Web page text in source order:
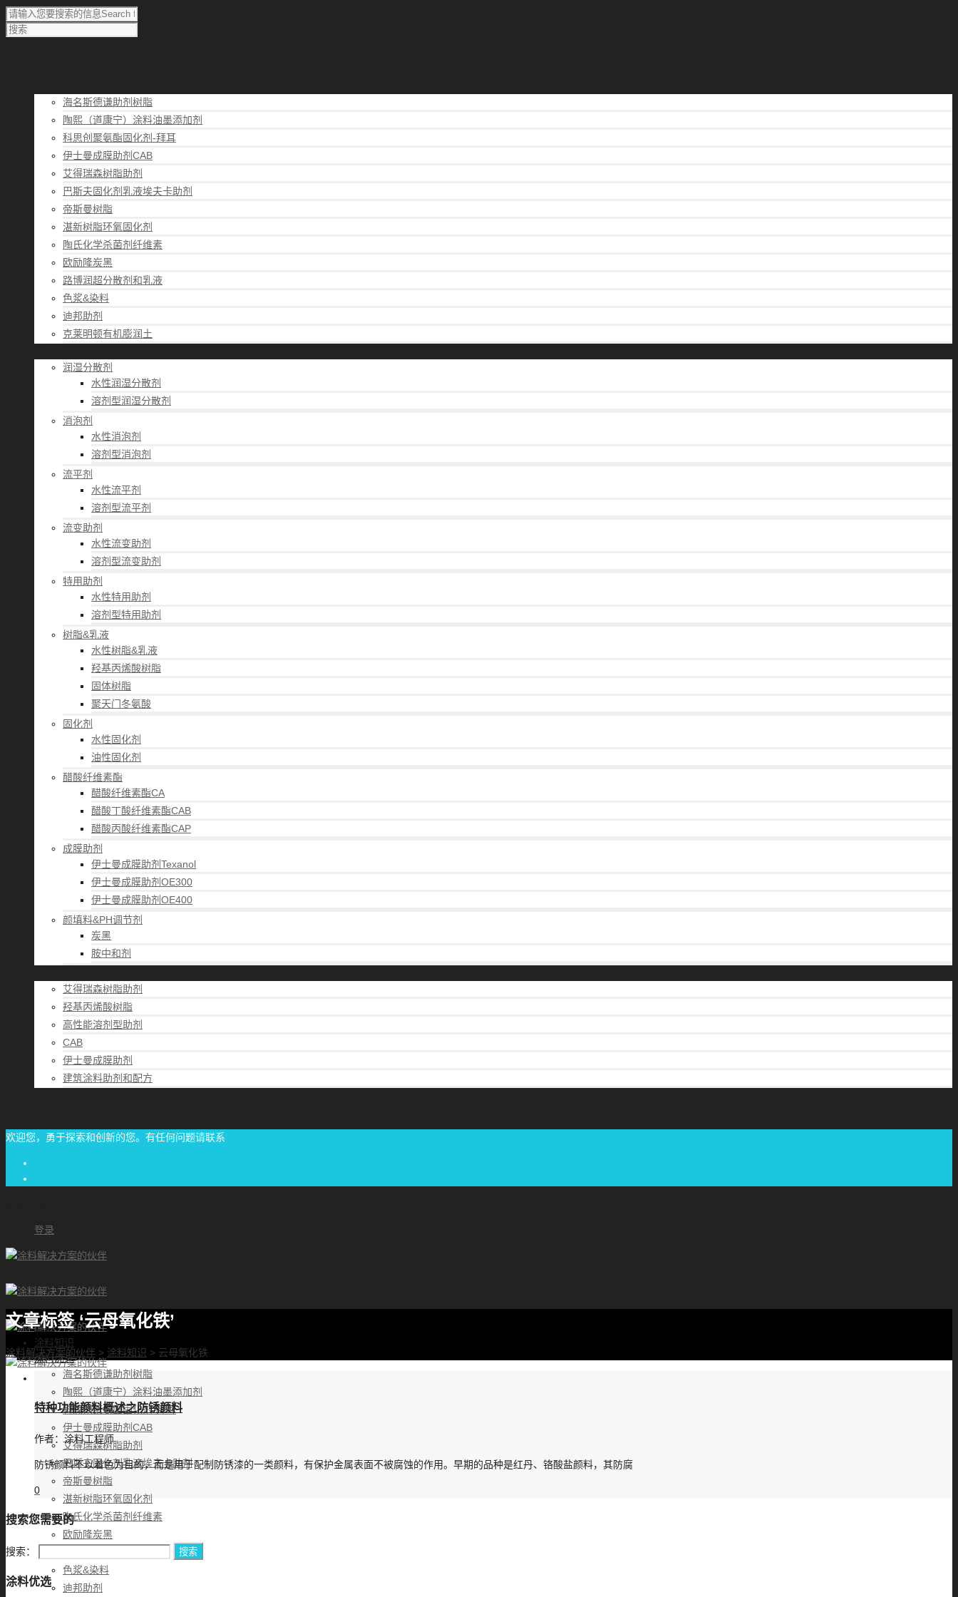
海名斯德谦助剂树脂
陶熙（道康宁）涂料油墨添加剂
科思创聚氨酯固化剂-拜耳
伊士曼成膜助剂CAB
艾得瑞森树脂助剂
巴斯夫固化剂乳液埃夫卡助剂
帝斯曼树脂
湛新树脂环氧固化剂
陶氏化学杀菌剂纤维素
欧励隆炭黑
路博润超分散剂和乳液
色浆&染料
迪邦助剂
克莱明顿有机膨润土
润湿分散剂
水性润湿分散剂
溶剂型润湿分散剂
消泡剂
水性消泡剂
溶剂型消泡剂
流平剂
水性流平剂
溶剂型流平剂
流变助剂
水性流变助剂
溶剂型流变助剂
特用助剂
水性特用助剂
溶剂型特用助剂
树脂&乳液
水性树脂&乳液
羟基丙烯酸树脂
固体树脂
聚天门冬氨酸
固化剂
水性固化剂
油性固化剂
醋酸纤维素酯
醋酸纤维素酯CA
醋酸丁酸纤维素酯CAB
醋酸丙酸纤维素酯CAP
成膜助剂
伊士曼成膜助剂Texanol
伊士曼成膜助剂OE300
伊士曼成膜助剂OE400
颜填料&PH调节剂
炭黑
胺中和剂
艾得瑞森树脂助剂
羟基丙烯酸树脂
高性能溶剂型助剂
CAB
伊士曼成膜助剂
建筑涂料助剂和配方
欢迎您，勇于探索和创新的您。有任何问题请联系
登录
首页
涂料知识
涂料优选
海名斯德谦助剂树脂
陶熙（道康宁）涂料油墨添加剂
科思创聚氨酯固化剂-拜耳
伊士曼成膜助剂CAB
艾得瑞森树脂助剂
巴斯夫固化剂乳液埃夫卡助剂
帝斯曼树脂
湛新树脂环氧固化剂
陶氏化学杀菌剂纤维素
欧励隆炭黑
色浆&染料
迪邦助剂
文章标签 ‘云母氧化铁’
涂料解决方案的伙伴 > 涂料知识 > 云母氧化铁
特种功能颜料概述之防锈颜料
作者： 涂料工程师
防锈颜料不以着色为目的，而是用于配制防锈漆的一类颜料，有保护金属表面不被腐蚀的作用。早期的品种是红丹、铬酸盐颜料，其防腐
0
搜索您需要的
搜索：
涂料优选